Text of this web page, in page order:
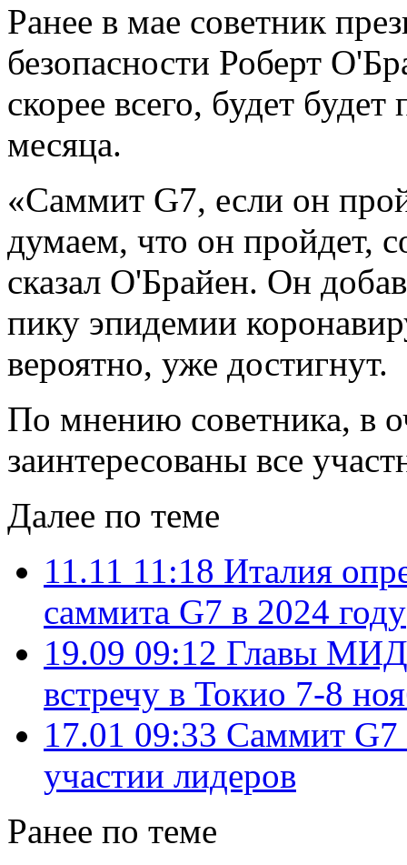
Ранее в мае советник
безопасности Роберт
скорее всего, будет
месяца.
«Саммит G7, если он
думаем, что он пройдет,
сказал О'Брайен. Он
пику эпидемии
вероятно, уже достигнут.
По мнению советника, в
заинтересованы все
Далее по теме
11.11 11:18 Италия
саммита G7 в 2024 году
19.09 09:12 Главы МИД
встречу в Токио 7-8
17.01 09:33 Саммит G7
участии лидеров
Ранее по теме